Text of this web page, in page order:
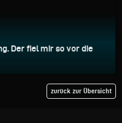
Der fiel mir so vor die
zurück zur Übersicht